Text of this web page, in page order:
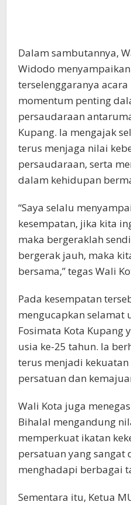
Dalam sambutannya,
Widodo
terselenggaranya
momentum penting
persaudaraan
Kupang. Ia mengajak
terus menjaga nilai
persaudaraan, serta
dalam kehidupan
“Saya selalu
kesempatan, jika kita
maka bergeraklah
bergerak jauh, maka
bersama,” tegas Wali
Pada kesempatan
mengucapkan selamat
Fosimata Kota Kupang
usia ke-25 tahun. Ia
terus menjadi
persatuan dan
Wali Kota juga
Bihalal mengandung
memperkuat ikatan
persatuan yang
menghadapi berbagai
Sementara itu, Ketua